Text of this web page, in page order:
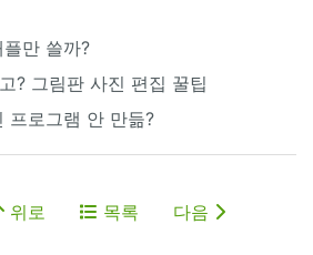
만 쓸까?
? 그림판 사진 편집 꿀팁
프로그램 안 만듦?
위로 목록 다음